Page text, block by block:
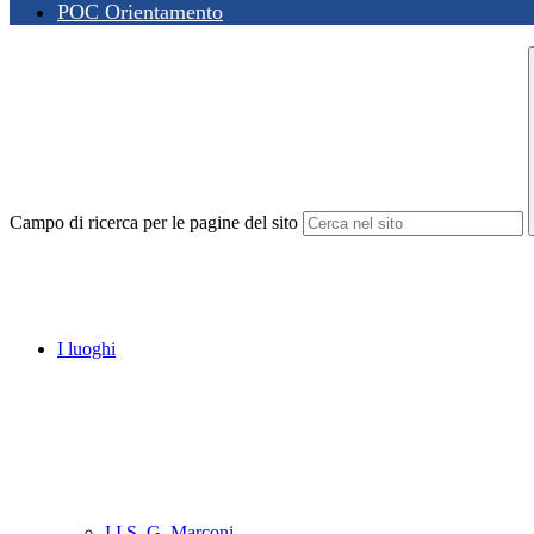
POC Orientamento
Campo di ricerca per le pagine del sito
I luoghi